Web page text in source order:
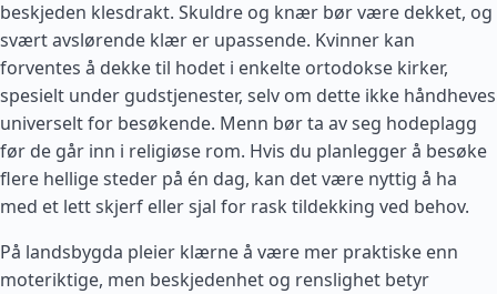
beskjeden klesdrakt. Skuldre og knær bør være dekket, og
svært avslørende klær er upassende. Kvinner kan
forventes å dekke til hodet i enkelte ortodokse kirker,
spesielt under gudstjenester, selv om dette ikke håndheves
universelt for besøkende. Menn bør ta av seg hodeplagg
før de går inn i religiøse rom. Hvis du planlegger å besøke
flere hellige steder på én dag, kan det være nyttig å ha
med et lett skjerf eller sjal for rask tildekking ved behov.
På landsbygda pleier klærne å være mer praktiske enn
moteriktige, men beskjedenhet og renslighet betyr